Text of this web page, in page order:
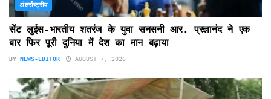
अंतर्राष्ट्रीय
सेंट लुईस-भारतीय शतरंज के युवा सनसनी आर. प्रज्ञानंद ने एक
बार फिर पूरी दुनिया में देश का मान बढ़ाया
BY NEWS-EDITOR AUGUST 7, 2026